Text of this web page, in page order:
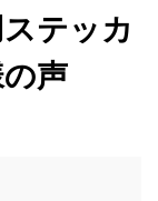
テッカ
声